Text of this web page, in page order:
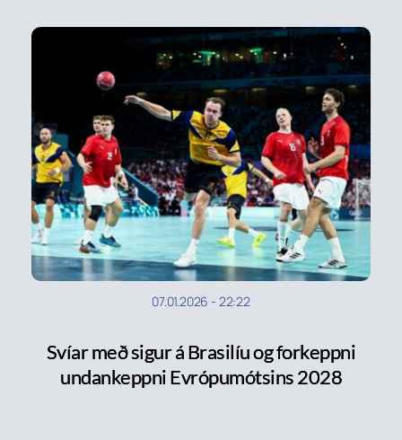
07.01.2026 - 22:22
Svíar með sigur á Brasilíu og forkeppni
undankeppni Evrópumótsins 2028